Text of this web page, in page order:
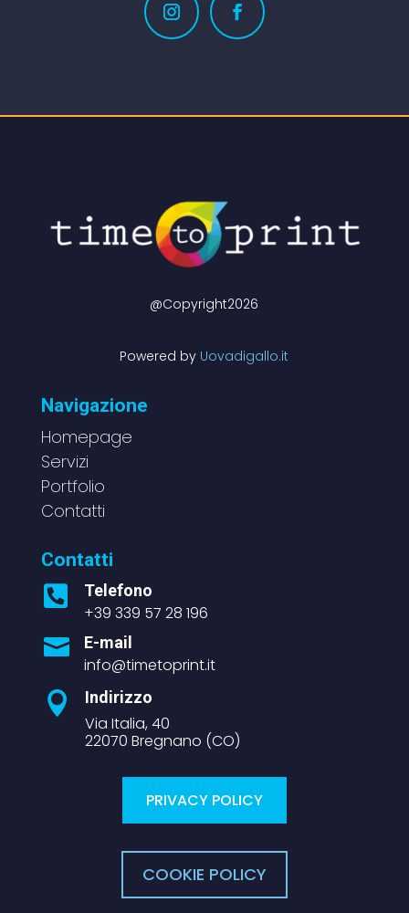
@Copyright2026
Powered by Uovadigallo.it
Navigazione
Homepage
Servizi
Portfolio
Contatti
Contatti
 Telefono
+39 339 57 28 196
 E-mail
info@timetoprint.it
 Indirizzo
Via Italia, 40
22070 Bregnano (CO)
PRIVACY POLICY
COOKIE POLICY